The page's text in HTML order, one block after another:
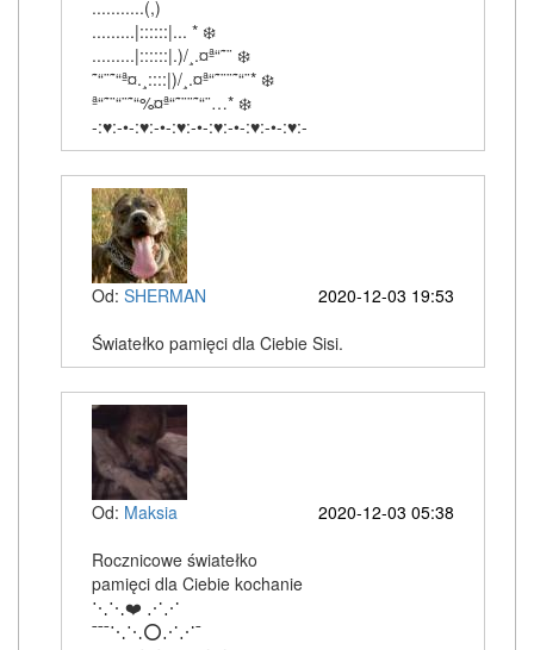
...........(,)
.........|::::::|... * ❄️
.........|::::::|.)/¸.¤ª“˜¨ ❄️
˜“¨˜“ª¤.¸::::|)/¸.¤ª“˜¨¨˜“¨* ❄️
ª“˜¨“¨˜“%¤ª“˜¨¨˜“¨…* ❄️
-:♥:-•-:♥:-•-:♥:-•-:♥:-•-:♥:-•-:♥:-
Od: SHERMAN
2020-12-03 19:53
Światełko pamięci dla Ciebie Sisi.
Od: Maksia
2020-12-03 05:38
Rocznicowe światełko
pamięci dla Ciebie kochanie
⋱⋱❤️ ⋰⋰
¯¯¯⋱⋱⭕⋰⋰¯